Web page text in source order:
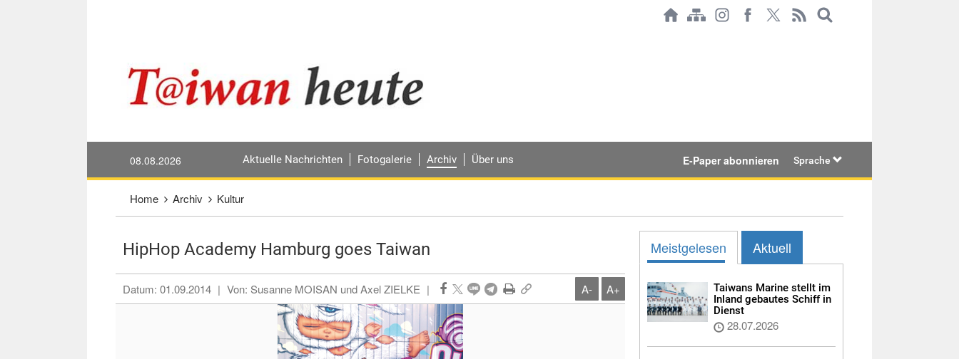
08.08.2026 Aktuelle Nachrichten Fotogalerie Archiv Über uns E-Paper abonnieren Sprache
Home Archiv Kultur
HipHop Academy Hamburg goes Taiwan
Datum: 01.09.2014 | Von: Susanne MOISAN und Axel ZIELKE | A- A+
Meistgelesen Aktuell
Taiwans Marine stellt im
Inland gebautes Schiff in
Dienst
28.07.2026